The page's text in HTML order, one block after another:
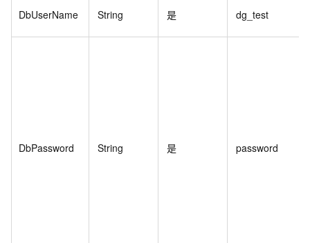
DbUserName String 是 dg_test
DbPassword String 是 password